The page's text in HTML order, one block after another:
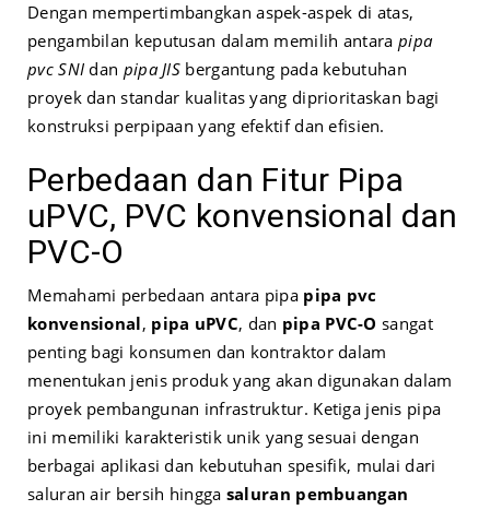
Dengan mempertimbangkan aspek-aspek di atas,
pengambilan keputusan dalam memilih antara pipa
pvc SNI dan pipa JIS bergantung pada kebutuhan
proyek dan standar kualitas yang diprioritaskan bagi
konstruksi perpipaan yang efektif dan efisien.
Perbedaan dan Fitur Pipa
uPVC, PVC konvensional dan
PVC-O
Memahami perbedaan antara pipa pipa pvc
konvensional, pipa uPVC, dan pipa PVC-O sangat
penting bagi konsumen dan kontraktor dalam
menentukan jenis produk yang akan digunakan dalam
proyek pembangunan infrastruktur. Ketiga jenis pipa
ini memiliki karakteristik unik yang sesuai dengan
berbagai aplikasi dan kebutuhan spesifik, mulai dari
saluran air bersih hingga saluran pembuangan